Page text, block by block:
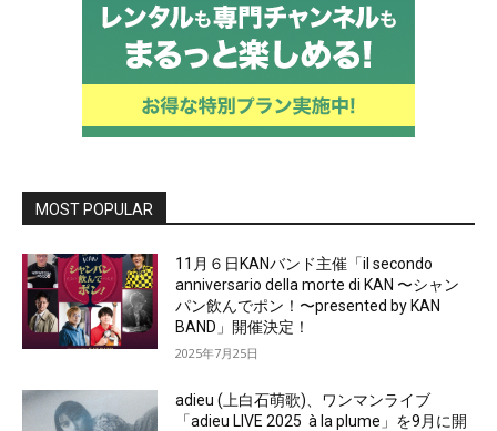
MOST POPULAR
11月６日KANバンド主催「il secondo
anniversario della morte di KAN 〜シャン
パン飲んでポン！〜presented by KAN
BAND」開催決定！
2025年7月25日
adieu (上白石萌歌)、ワンマンライブ
「adieu LIVE 2025 à la plume」を9月に開